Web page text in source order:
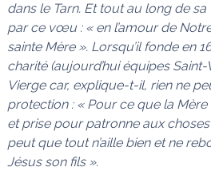
dans le Tarn. Et tout au long de
par ce vœu : « en l’amour de
sainte Mère ». Lorsqu’il fonde en
charité (aujourd’hui équipes
Vierge car, explique-t-il, rien ne
protection : « Pour ce que la
et prise pour patronne aux choses
peut que tout n’aille bien et ne
Jésus son fils ».